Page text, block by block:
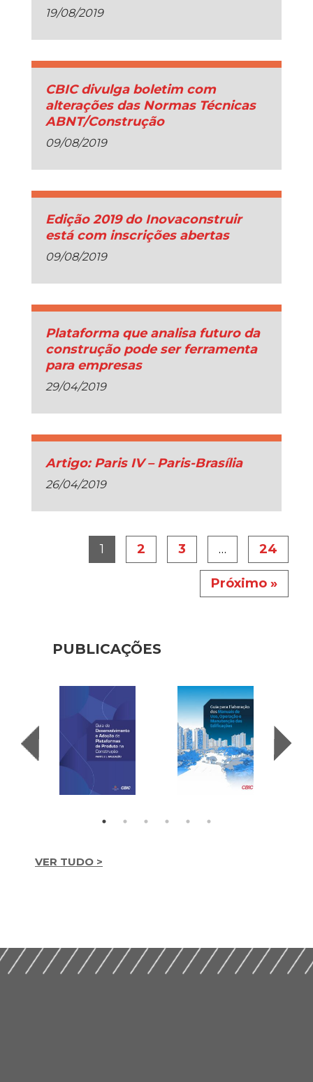
19/08/2019
CBIC divulga boletim com
alterações das Normas Técnicas
ABNT/Construção
09/08/2019
Edição 2019 do Inovaconstruir
está com inscrições abertas
09/08/2019
Plataforma que analisa futuro da
construção pode ser ferramenta
para empresas
29/04/2019
Artigo: Paris IV – Paris-Brasília
26/04/2019
1 2 3 … 24
Próximo »
PUBLICAÇÕES
VER TUDO >